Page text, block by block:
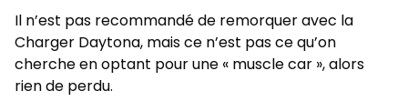
Il n’est pas recommandé de remorquer avec la
Charger Daytona, mais ce n’est pas ce qu’on
cherche en optant pour une « muscle car », alors
rien de perdu.